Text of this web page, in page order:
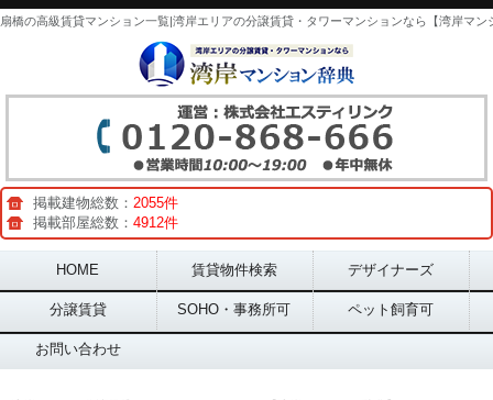
掲載建物総数： 2055件
掲載部屋総数： 4912件
Main menu
HOME 賃貸物件検索 デザイナーズ
分譲賃貸 SOHO・事務所可 ペット飼育可
お問い合わせ